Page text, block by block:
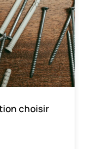
choisir